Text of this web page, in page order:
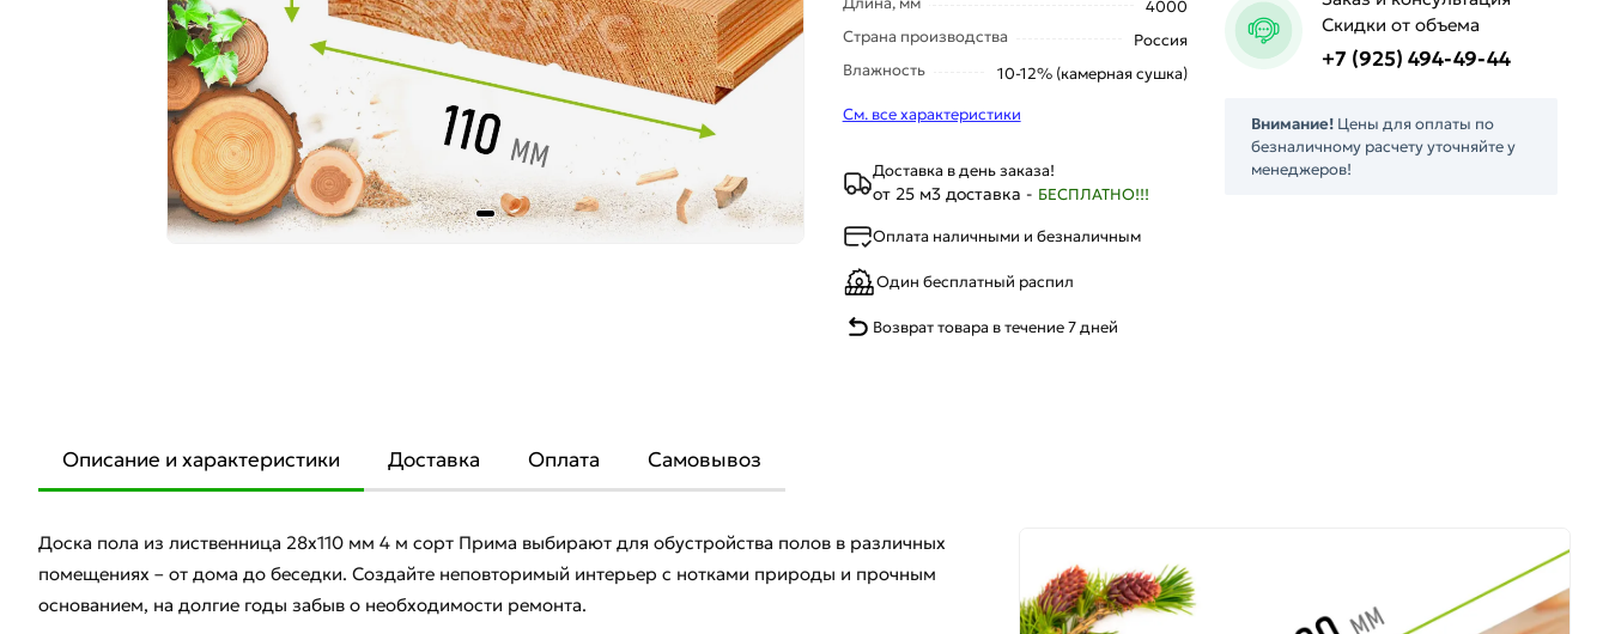
4000
Страна производства
Россия
Влажность
10-12% (камерная сушка)
См. все характеристики
Доставка в день заказа!
от 25 м3 доставка - БЕСПЛАТНО!!!
Оплата наличными и безналичным
Один бесплатный распил
Возврат товара в течение 7 дней
Скидки от объема
+7 (925) 494-49-44
Внимание!Цены для оплаты по
безналичному расчету уточняйте у
менеджеров!
Описание и характеристики Доставка Оплата Самовывоз
Доска пола из лиственница 28x110 мм 4 м сорт Прима выбирают для обустройства полов в различных
помещениях – от дома до беседки. Создайте неповторимый интерьер с нотками природы и прочным
основанием, на долгие годы забыв о необходимости ремонта.